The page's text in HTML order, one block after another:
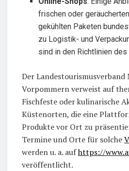
frischen oder
gekühlten Paketen
zu Logistik- und
sind in den Richtlinien des
Der Landestourismusverband
Vorpommern verweist auf
Fischfeste oder kulinarische
Küstenorten, die eine
Produkte vor Ort zu
Termine und Orte für solche
werden u. a. aufhttps://
veröffentlicht.